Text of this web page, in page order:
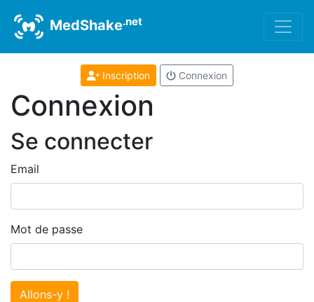
MedShake.net
Inscription Connexion
Connexion
Se connecter
Email
Mot de passe
Allons-y !